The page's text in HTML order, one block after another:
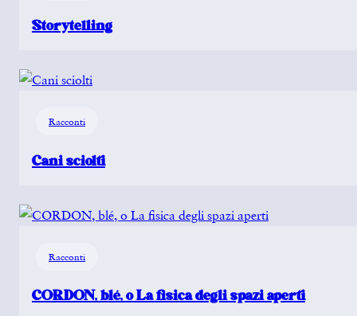
Storytelling
Racconti
Cani sciolti
Racconti
CORDON, blé, o La fisica degli spazi aperti